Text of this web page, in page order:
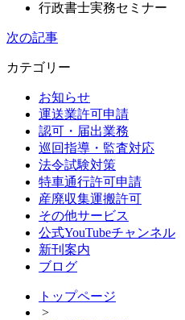
行政書士実務セミナー
次の記事
カテゴリー
お知らせ
運送業許可申請
認可・届出業務
巡回指導・監査対応
法令試験対策
特車通行許可申請
産廃収集運搬許可
その他サービス
公式YouTubeチャンネル
新刊案内
ブログ
トップページ
>